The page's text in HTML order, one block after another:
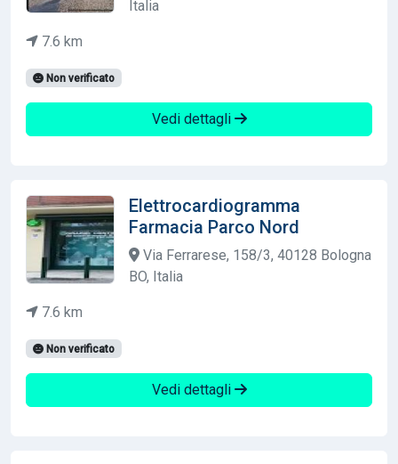
Italia
7.6 km
Non verificato
Vedi dettagli
Elettrocardiogramma
Farmacia Parco Nord
Via Ferrarese, 158/3, 40128 Bologna
BO, Italia
7.6 km
Non verificato
Vedi dettagli